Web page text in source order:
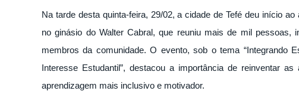
Na tarde desta quinta-feira, 29/02, a cidade de Tefé deu início
no ginásio do Walter Cabral, que reuniu mais de mil pessoas,
membros da comunidade. O evento, sob o tema “Integrando
Interesse Estudantil”, destacou a importância de reinventar as
aprendizagem mais inclusivo e motivador.